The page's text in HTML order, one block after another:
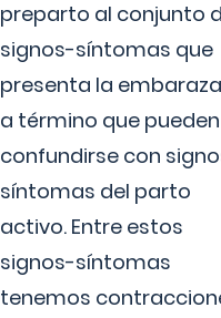
preparto al conjunto
signos-síntomas que
presenta la
a término que pueden
confundirse con
síntomas del parto
activo. Entre estos
signos-síntomas
tenemos